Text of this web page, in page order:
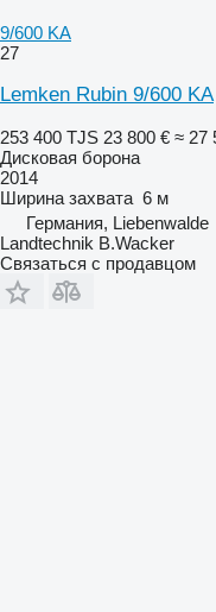
9/600 KA
27
Lemken Rubin 9/600 KA
253 400 TJS 23 800 € ≈ 27
Дисковая борона
2014
Ширина захвата 6 м
Германия, Liebenwalde
Landtechnik B.Wacker
Связаться с продавцом